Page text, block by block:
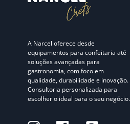
A Narcel oferece desde
equipamentos para confeitaria até
soluções avançadas para
gastronomia, com foco em
qualidade, durabilidade e inovação.
Consultoria personalizada para
escolher o ideal para o seu negócio.